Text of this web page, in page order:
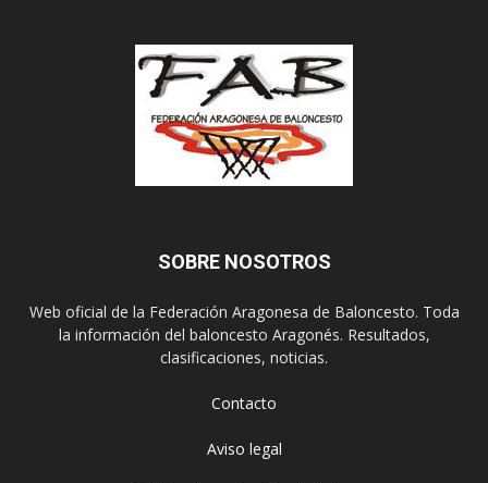
SOBRE NOSOTROS
Web oficial de la Federación Aragonesa de Baloncesto. Toda
la información del baloncesto Aragonés. Resultados,
clasificaciones, noticias.
Contacto
Aviso legal